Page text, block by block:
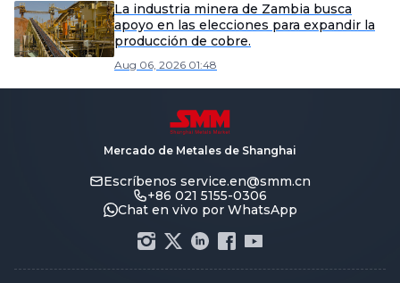
La industria minera de Zambia busca
apoyo en las elecciones para expandir la
producción de cobre.
Aug 06, 2026 01:48
Mercado de Metales de Shanghai
Escríbenos service.en@smm.cn
+86 021 5155-0306
Chat en vivo por WhatsApp